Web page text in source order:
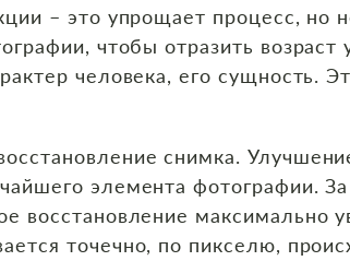
– это упрощает процесс, но
чтобы отразить
человека, его сущность.
снимка.
элемента фотографии. За
восстановление максимально
точечно, по пикселю,